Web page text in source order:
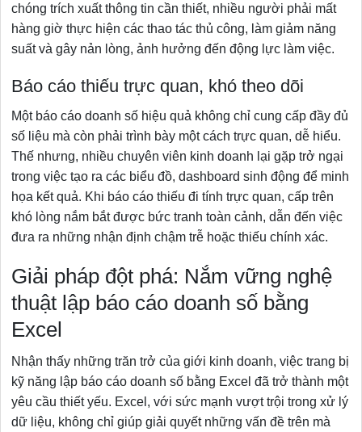
chóng trích xuất thông tin cần thiết, nhiều người phải mất
hàng giờ thực hiện các thao tác thủ công, làm giảm năng
suất và gây nản lòng, ảnh hưởng đến động lực làm việc.
Báo cáo thiếu trực quan, khó theo dõi
Một báo cáo doanh số hiệu quả không chỉ cung cấp đầy đủ
số liệu mà còn phải trình bày một cách trực quan, dễ hiểu.
Thế nhưng, nhiều chuyên viên kinh doanh lại gặp trở ngại
trong việc tạo ra các biểu đồ, dashboard sinh động để minh
họa kết quả. Khi báo cáo thiếu đi tính trực quan, cấp trên
khó lòng nắm bắt được bức tranh toàn cảnh, dẫn đến việc
đưa ra những nhận định chậm trễ hoặc thiếu chính xác.
Giải pháp đột phá: Nắm vững nghệ
thuật lập báo cáo doanh số bằng
Excel
Nhận thấy những trăn trở của giới kinh doanh, việc trang bị
kỹ năng lập báo cáo doanh số bằng Excel đã trở thành một
yêu cầu thiết yếu. Excel, với sức mạnh vượt trội trong xử lý
dữ liệu, không chỉ giúp giải quyết những vấn đề trên mà